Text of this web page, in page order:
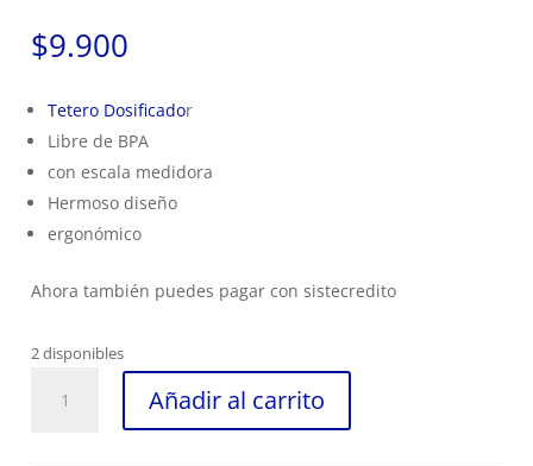
$9.900
Tetero Dosificador
Libre de BPA
con escala medidora
Hermoso diseño
ergonómico
Ahora también puedes pagar con sistecredito
2 disponibles
dosificador
Añadir al carrito